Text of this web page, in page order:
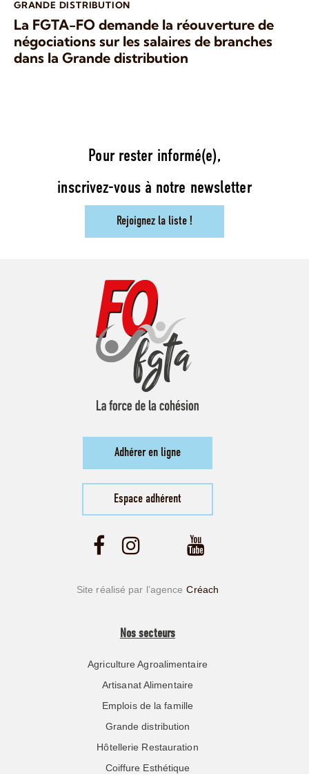
GRANDE DISTRIBUTION
La FGTA-FO demande la réouverture de
négociations sur les salaires de branches
dans la Grande distribution
Pour rester informé(e),
inscrivez-vous à notre newsletter
Rejoignez la liste !
Adhérer en ligne
Espace adhérent
Site réalisé par l’agence Créach
Nos secteurs
Agriculture Agroalimentaire
Artisanat Alimentaire
Emplois de la famille
Grande distribution
Hôtellerie Restauration
Coiffure Esthétique